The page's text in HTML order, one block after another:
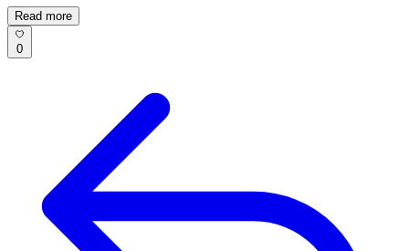
Read more
0